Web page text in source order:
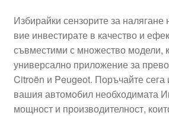
Процедура за рекламации
Разгледайте
Транспорт
Избирайки сензорите за налягане
вие инвестирате в качество и
съвместими с множество модели,
универсално приложение за
Citroën и Peugeot. Поръчайте сега
вашия автомобил необходимата
мощност и производителност,